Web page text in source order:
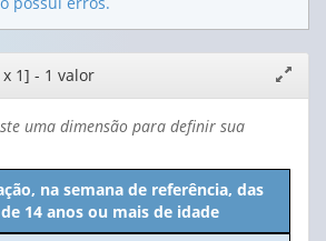
janela
1] - 1 valor
uma dimensão para definir sua
na semana de referência, das
14 anos ou mais de idade